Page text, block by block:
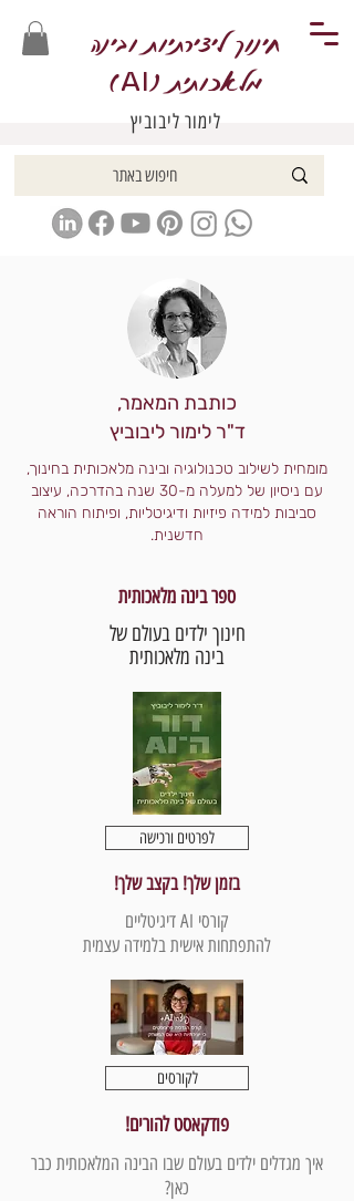
חינוך ליצירתיות ובינה
מלאכותית (AI
)
לימור ליבוביץ
כותבת המאמר,
ד"ר לימור ליבוביץ
מומחית לשילוב טכנולוגיה ובינה מלאכותית בחינוך,
עם ניסיון של למעלה מ-30 שנה בהדרכה, עיצוב
סביבות למידה פיזיות ודיגיטליות, ופיתוח הוראה
חדשנית.
ספר בינה מלאכותית
חינוך ילדים בעולם של
בינה מלאכותית
לפרטים ורכישה
בזמן שלך! בקצב שלך!
קורסי AI דיגיטליים
להתפתחות אישית בלמידה עצמית
לקורסים
פודקאסט להורים!
איך מגדלים ילדים בעולם שבו הבינה המלאכותית כבר
כאן?